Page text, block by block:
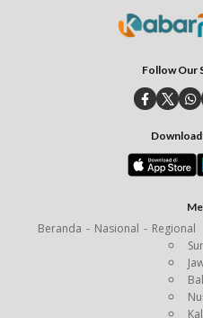
Follow Our
Beranda Nasional
Regional